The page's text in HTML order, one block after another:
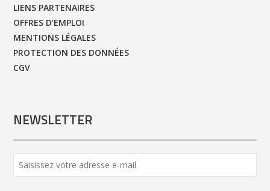
LIENS PARTENAIRES
OFFRES D’EMPLOI
MENTIONS LÉGALES
PROTECTION DES DONNÉES
CGV
NEWSLETTER